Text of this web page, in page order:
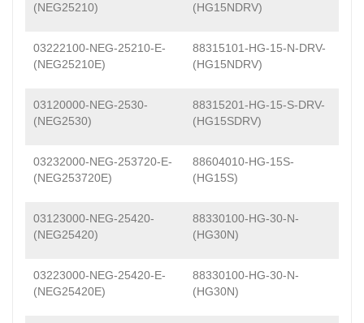
(NEG25210)
(HG15NDRV)
03222100-NEG-25210-E-
(NEG25210E)
88315101-HG-15-N-DRV-
(HG15NDRV)
03120000-NEG-2530-
(NEG2530)
88315201-HG-15-S-DRV-
(HG15SDRV)
03232000-NEG-253720-E-
(NEG253720E)
88604010-HG-15S-
(HG15S)
03123000-NEG-25420-
(NEG25420)
88330100-HG-30-N-
(HG30N)
03223000-NEG-25420-E-
(NEG25420E)
88330100-HG-30-N-
(HG30N)